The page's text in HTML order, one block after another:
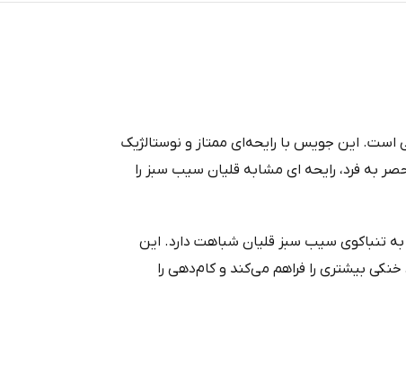
این جویس با رایحه‌ای ممتاز و نوستالژیک
به فرد، رایحه‌ ای مشابه قلیان سیب سبز را
فرمولاسیون قوی، تجربه‌ای وصف‌نشدنی را به کاربران ارائه می‌ دهد که بیش از 95 درصد به تنباکوی سیب سبز قلیان شباهت دارد. این
بیشتری را فراهم می‌کند و کام‌دهی را